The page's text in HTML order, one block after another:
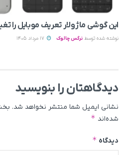
این گوشی ماژولار تعریف موبایل را
نوشته شده توسط نرگس چالوک
دیدگاهتان را بنویسید
نشانی ایمیل شما منتشر نخواهد شد.
شده‌اند *
دیدگاه *